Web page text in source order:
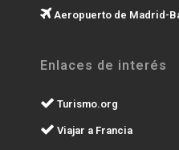
Aeropuerto de Madrid-
Enlaces de interés
Turismo.org
Viajar a Francia